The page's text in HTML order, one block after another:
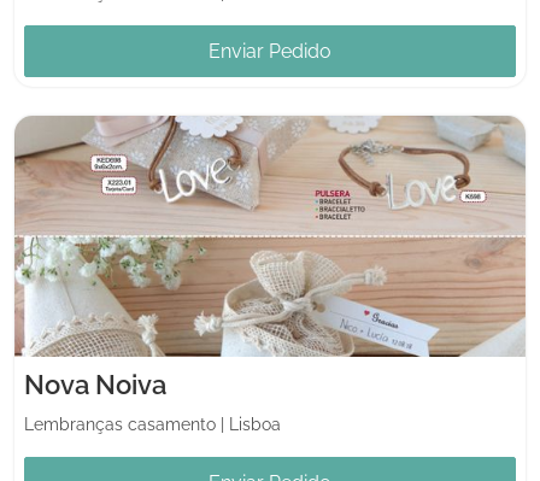
Enviar Pedido
Nova Noiva
Lembranças casamento Lisboa